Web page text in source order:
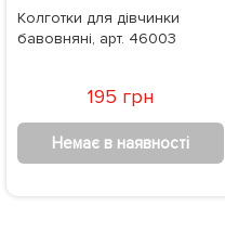
Колготки для дівчинки
бавовняні, арт. 46003
195 грн
Немає в наявності